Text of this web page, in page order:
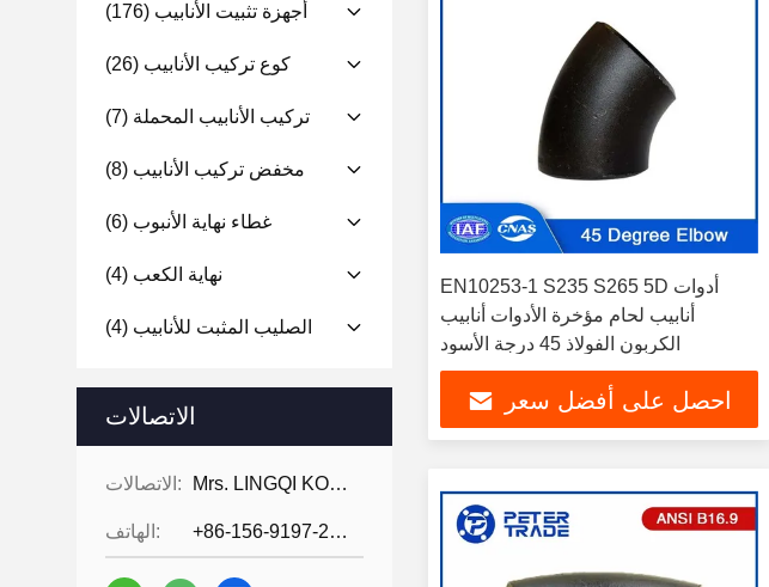
أجهزة تثبيت الأنابيب (176)
كوع تركيب الأنابيب (26)
تركيب الأنابيب المحملة (7)
مخفض تركيب الأنابيب (8)
غطاء نهاية الأنبوب (6)
نهاية الكعب (4)
الصليب المثبت للأنابيب (4)
الاتصالات
الاتصالات: Mrs. LINGQI KONG
الهاتف: +86-156-9197-2150
EN10253-1 S235 S265 5D أدوات
أنابيب لحام مؤخرة الأدوات أنابيب
الكربون الفولاذ 45 درجة الأسود
احصل على أفضل سعر